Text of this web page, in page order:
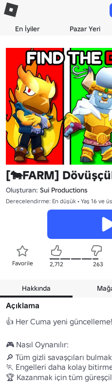
En İyiler Pazar Yeri
[🐄FARM]
Oluşturan: Sui Productions
Derecelendirme: En düşük • Yaş 16 ve
Favorile 2,712 263
Hakkında
Açıklama
👍 Her Cuma yeni güncelleme!
🎮 Nasıl Oynanılır:
🔎 Tüm gizli savaşçıları
🏃 Engelleri daha kolay
🏆 Kazanmak için tüm